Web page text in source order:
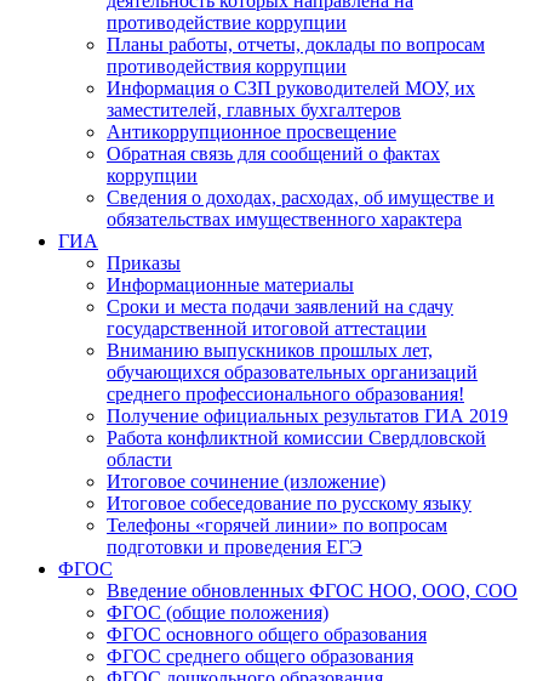
противодействие коррупции
Планы работы, отчеты, доклады по вопросам
противодействия коррупции
Информация о СЗП руководителей МОУ, их
заместителей, главных бухгалтеров
Антикоррупционное просвещение
Обратная связь для сообщений о фактах
коррупции
Сведения о доходах, расходах, об имуществе и
обязательствах имущественного характера
ГИА
Приказы
Информационные материалы
Сроки и места подачи заявлений на сдачу
государственной итоговой аттестации
Вниманию выпускников прошлых лет,
обучающихся образовательных организаций
среднего профессионального образования!
Получение официальных результатов ГИА 2019
Работа конфликтной комиссии Свердловской
области
Итоговое сочинение (изложение)
Итоговое собеседование по русскому языку
Телефоны «горячей линии» по вопросам
подготовки и проведения ЕГЭ
ФГОС
Введение обновленных ФГОС НОО, ООО, СОО
ФГОС (общие положения)
ФГОС основного общего образования
ФГОС среднего общего образования